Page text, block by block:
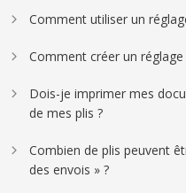
Comment utiliser un
Comment créer un réglage
Dois-je imprimer mes
de mes plis ?
Combien de plis peuvent
des envois » ?